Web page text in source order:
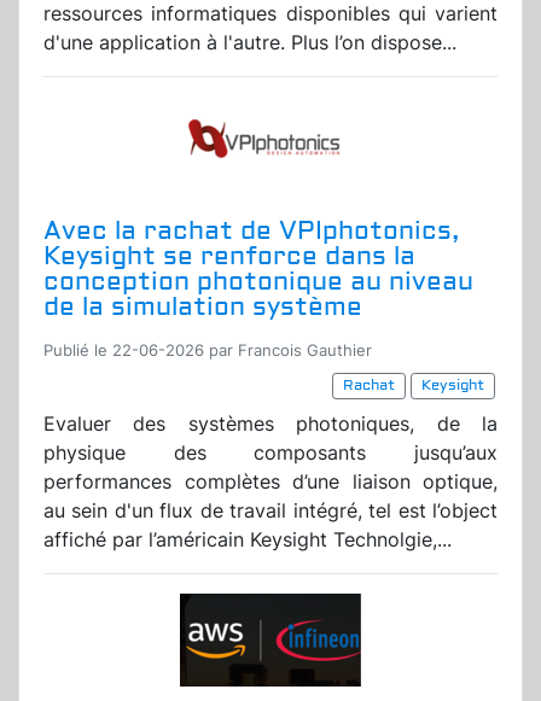
ressources informatiques disponibles qui varient
d'une application à l'autre. Plus l’on dispose...
Avec la rachat de VPIphotonics,
Keysight se renforce dans la
conception photonique au niveau
de la simulation système
Publié le 22-06-2026 par Francois Gauthier
Rachat
Keysight
Evaluer des systèmes photoniques, de la
physique des composants jusqu’aux
performances complètes d’une liaison optique,
au sein d'un flux de travail intégré, tel est l’object
affiché par l’américain Keysight Technolgie,...